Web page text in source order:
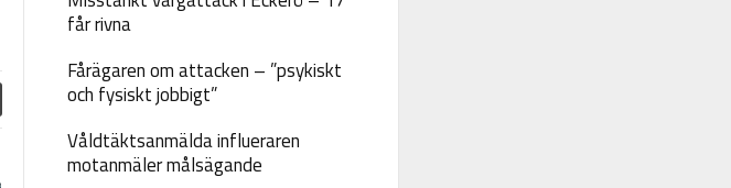
får rivna
Fårägaren om attacken – ”psykiskt
och fysiskt jobbigt”
Våldtäktsanmälda influeraren
motanmäler målsägande